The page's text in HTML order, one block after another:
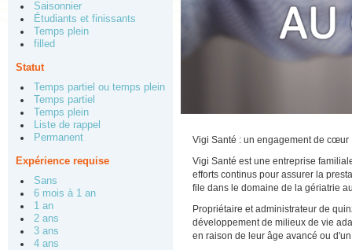
Saisonnier
Étudiants et finissants
Temps plein
filled
Statut
Temps partiel ou temps plein
Temps partiel
Temps plein
Liste de rappel
Permanent
Expérience requise
Sans
6 mois à 1 an
1 an
2 ans
3 ans
4 ans
Vigi Santé : un engagement de cœur
Vigi Santé est une entreprise
efforts continus pour assurer la
file dans le domaine de la gériatrie
Propriétaire et administrateur de
développement de milieux de vie
en raison de leur âge avancé ou